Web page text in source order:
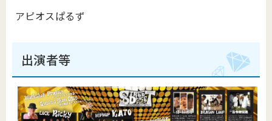
アピオスぱるず
出演者等